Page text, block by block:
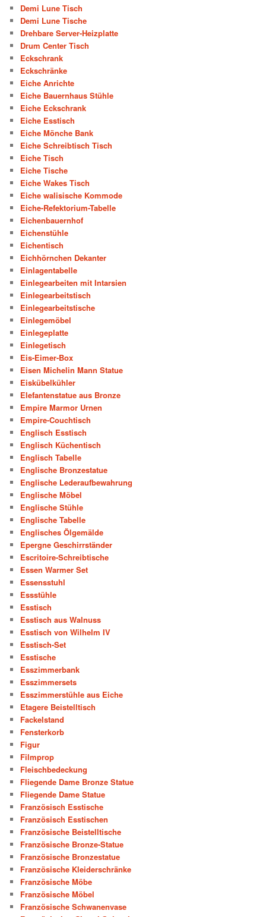
Demi Lune Tisch
Demi Lune Tische
Drehbare Server-Heizplatte
Drum Center Tisch
Eckschrank
Eckschränke
Eiche Anrichte
Eiche Bauernhaus Stühle
Eiche Eckschrank
Eiche Esstisch
Eiche Mönche Bank
Eiche Schreibtisch Tisch
Eiche Tisch
Eiche Tische
Eiche Wakes Tisch
Eiche walisische Kommode
Eiche-Refektorium-Tabelle
Eichenbauernhof
Eichenstühle
Eichentisch
Eichhörnchen Dekanter
Einlagentabelle
Einlegearbeiten mit Intarsien
Einlegearbeitstisch
Einlegearbeitstische
Einlegemöbel
Einlegeplatte
Einlegetisch
Eis-Eimer-Box
Eisen Michelin Mann Statue
Eiskübelkühler
Elefantenstatue aus Bronze
Empire Marmor Urnen
Empire-Couchtisch
Englisch Esstisch
Englisch Küchentisch
Englisch Tabelle
Englische Bronzestatue
Englische Lederaufbewahrung
Englische Möbel
Englische Stühle
Englische Tabelle
Englisches Ölgemälde
Epergne Geschirrständer
Escritoire-Schreibtische
Essen Warmer Set
Essensstuhl
Essstühle
Esstisch
Esstisch aus Walnuss
Esstisch von Wilhelm IV
Esstisch-Set
Esstische
Esszimmerbank
Esszimmersets
Esszimmerstühle aus Eiche
Etagere Beistelltisch
Fackelstand
Fensterkorb
Figur
Filmprop
Fleischbedeckung
Fliegende Dame Bronze Statue
Fliegende Dame Statue
Französisch Esstische
Französisch Esstischen
Französische Beistelltische
Französische Bronze-Statue
Französische Bronzestatue
Französische Kleiderschränke
Französische Möbe
Französische Möbel
Französische Schwanenvase